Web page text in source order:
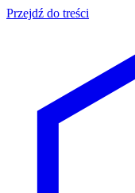
Przejdź do treści